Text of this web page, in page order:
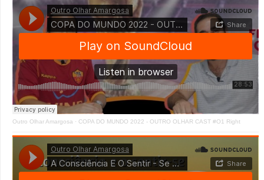
Outro Olhar Amargosa · COPA DO MUNDO 2022 - OUTRO OLHAR CAST #O1 Right